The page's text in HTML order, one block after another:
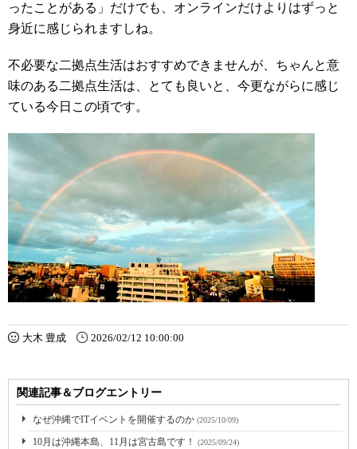
ったことがある」だけでも、オンラインだけよりはずっと
身近に感じられますしね。
不必要な二拠点生活はおすすめできませんが、ちゃんと意
味のある二拠点生活は、とても良いと、今更ながらに感じ
ている今日この頃です。
大木 豊成 2026/02/12 10:00:00
関連記事＆ブログエントリー
なぜ沖縄でITイベントを開催するのか (2025/10/09)
10月は沖縄本島、11月は宮古島です！ (2025/09/24)